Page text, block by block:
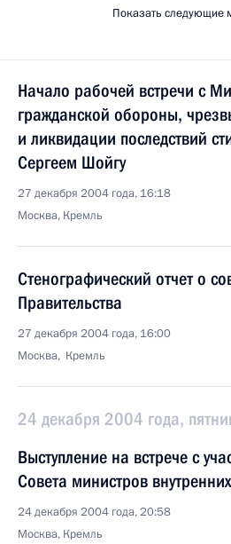
Показать следующие
Начало рабочей встречи с
гражданской обороны,
и ликвидации последствий
Сергеем Шойгу
27 декабря 2004 года, 16:18
Москва, Кремль
Стенографический отчет о
Правительства
27 декабря 2004 года, 16:00
Москва, Кремль
24 декабря 2004 года,
Выступление на встрече с
Совета министров
24 декабря 2004 года, 20:58
Москва, Кремль